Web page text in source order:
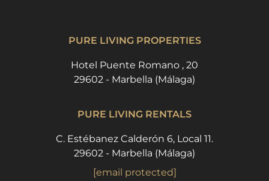
PURE LIVING PROPERTIES
Hotel Puente Romano , 20
29602 - Marbella (Málaga)
PURE LIVING RENTALS
C. Estébanez Calderón 6, Local 11.
29602 - Marbella (Málaga)
[email protected]